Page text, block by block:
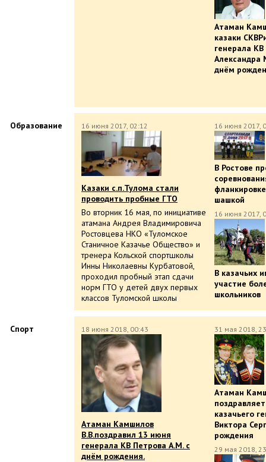
Атаман
казаки
генерала
Александра
днём
Образование 16 июня 2017, 02:12
Казаки с.п.Тулома стали
проводить пробные ГТО
Во вторник 16 мая, по инициативе
атамана Андрея Владимировича
Ростовцева НКО «Туломское
Станичное Казачье Общество» и
тренера Кольской спортшколы
Инны Николаевны Курбатовой,
проходил пробный этап сдачи
норм ГТО у детей двух первых
классов Туломской школы
16 июня 2017,
В Ростове
шашкой
16 июня 2017,
В казачьих
участие
школьников
Спорт 18 июня 2018, 00:43
Атаман Камшилов
В.В.поздравил 13 июня
генерала КВ Петрова А.М. с
днём рождения.
31 мая 2018,
Атаман
казачьего
Виктора
рождения
29 мая 2018,